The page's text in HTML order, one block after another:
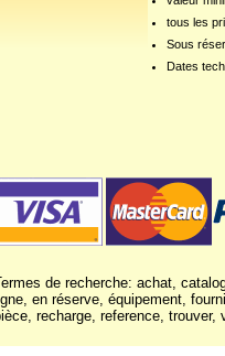
tous les
Sous
Dates
de recherche: achat,
en réserve, équipement,
recharge, reference, trouver,